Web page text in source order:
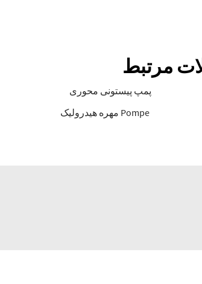
مرتبط
پمپ پیستونی محوری
Pompe مهره هیدرولیک